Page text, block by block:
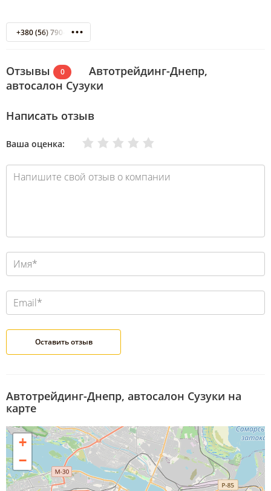
+380 (56) 790-59-95
Отзывы 0
Автотрейдинг-Днепр,
автосалон Сузуки
Написать отзыв
Ваша оценка: Отлично
Хорошо
Нормально
Плохо
Очень плохо
Автотрейдинг-Днепр, автосалон Сузуки на
карте
+
−